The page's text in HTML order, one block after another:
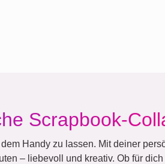
Scrapbook-
Handy zu lassen. Mit deiner
– liebevoll und kreativ. Ob für